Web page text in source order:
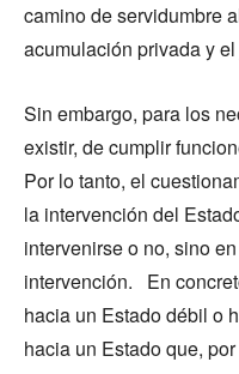
camino de servidumbre
acumulación privada y
Sin embargo, para los
existir, de cumplir
Por lo tanto, el
la intervención del
intervenirse o no, sino
intervención. En
hacia un Estado débil o
hacia un Estado que,